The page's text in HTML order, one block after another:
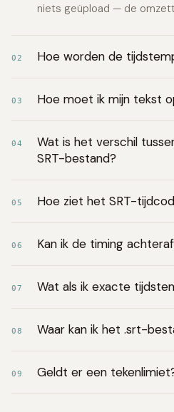
niets geüpload — de
02 Hoe worden de
03 Hoe moet ik mijn tekst
04
Wat is het verschil
SRT-bestand?
05 Hoe ziet het SRT-
06 Kan ik de timing
07 Wat als ik exacte
08 Waar kan ik het .srt-
09 Geldt er een